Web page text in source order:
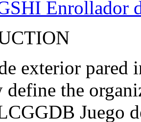
Enrollador
exterior pared
define the
Juego